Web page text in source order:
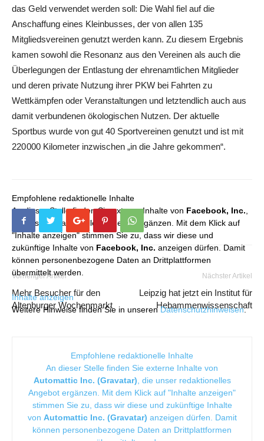
das Geld verwendet werden soll: Die Wahl fiel auf die
Anschaffung eines Kleinbusses, der von allen 135
Mitgliedsvereinen genutzt werden kann. Zu diesem Ergebnis
kamen sowohl die Resonanz aus den Vereinen als auch die
Überlegungen der Entlastung der ehrenamtlichen Mitglieder
und deren private Nutzung ihrer PKW bei Fahrten zu
Wettkämpfen oder Veranstaltungen und letztendlich auch aus
damit verbundenen ökologischen Nutzen. Der aktuelle
Sportbus wurde von gut 40 Sportvereinen genutzt und ist mit
220 000 Kilometer inzwischen „in die Jahre gekommen“.
Empfohlene redaktionelle Inhalte
An dieser Stelle finden Sie externe Inhalte von Facebook, Inc.,
die unser redaktionelles Angebot ergänzen. Mit dem Klick auf
"Inhalte anzeigen" stimmen Sie zu, dass wir diese und
zukünftige Inhalte von Facebook, Inc. anzeigen dürfen. Damit
können personenbezogene Daten an Drittplattformen
übermittelt werden.
Inhalte anzeigen
Weitere Hinweise finden Sie in unseren Datenschutzhinweisen.
Vorheriger Artikel
Mehr Besucher für den
Altenburger Wochenmarkt
Nächster Artikel
Leipzig hat jetzt ein Institut für
Hebammenwissenschaft
Empfohlene redaktionelle Inhalte
An dieser Stelle finden Sie externe Inhalte von
Automattic Inc. (Gravatar), die unser redaktionelles
Angebot ergänzen. Mit dem Klick auf "Inhalte anzeigen"
stimmen Sie zu, dass wir diese und zukünftige Inhalte
von Automattic Inc. (Gravatar) anzeigen dürfen. Damit
können personenbezogene Daten an Drittplattformen